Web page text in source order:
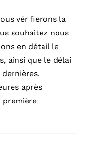
vérifierons la
souhaitez nous
en détail le
ainsi que le délai
après
première